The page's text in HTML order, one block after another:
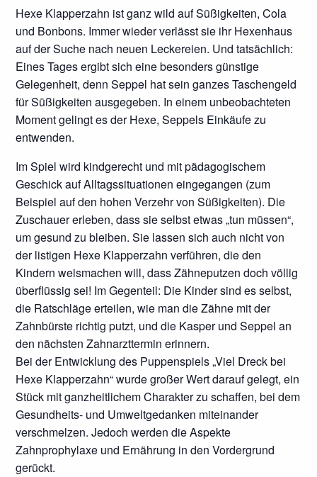
Hexe Klapperzahn ist ganz wild auf Süßigkeiten, Cola
und Bonbons. Immer wieder verlässt sie ihr Hexenhaus
auf der Suche nach neuen Leckereien. Und tatsächlich:
Eines Tages ergibt sich eine besonders günstige
Gelegenheit, denn Seppel hat sein ganzes Taschengeld
für Süßigkeiten ausgegeben. In einem unbeobachteten
Moment gelingt es der Hexe, Seppels Einkäufe zu
entwenden.
Im Spiel wird kindgerecht und mit pädagogischem
Geschick auf Alltagssituationen eingegangen (zum
Beispiel auf den hohen Verzehr von Süßigkeiten). Die
Zuschauer erleben, dass sie selbst etwas „tun müssen“,
um gesund zu bleiben. Sie lassen sich auch nicht von
der listigen Hexe Klapperzahn verführen, die den
Kindern weismachen will, dass Zähneputzen doch völlig
überflüssig sei! Im Gegenteil: Die Kinder sind es selbst,
die Ratschläge erteilen, wie man die Zähne mit der
Zahnbürste richtig putzt, und die Kasper und Seppel an
den nächsten Zahnarzttermin erinnern.
Bei der Entwicklung des Puppenspiels „Viel Dreck bei
Hexe Klapperzahn“ wurde großer Wert darauf gelegt, ein
Stück mit ganzheitlichem Charakter zu schaffen, bei dem
Gesundheits- und Umweltgedanken miteinander
verschmelzen. Jedoch werden die Aspekte
Zahnprophylaxe und Ernährung in den Vordergrund
gerückt.